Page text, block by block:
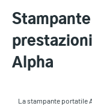
Alpha
La stampante portatile